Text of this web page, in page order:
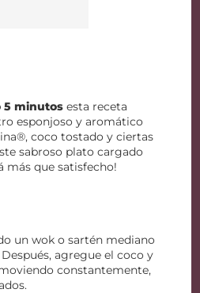
5 minutos esta receta
esponjoso y aromático
coco tostado y ciertas
sabroso plato cargado
más que satisfecho!
un wok o sartén mediano
agregue el coco y
constantemente,